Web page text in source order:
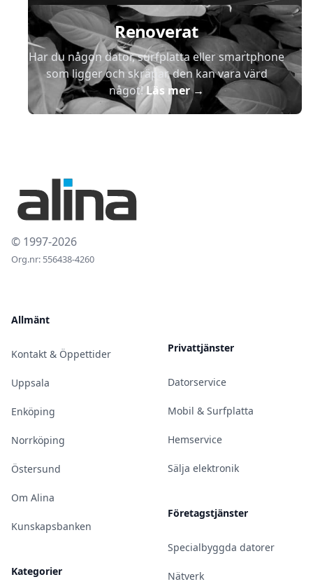
Renoverat
Har du någon dator, surfplatta eller smartphone
som ligger och skräpar, den kan vara värd
något!Läs mer→
© 1997-2026
Org.nr: 556438-4260
Allmänt
Kontakt & Öppettider
Uppsala
Enköping
Norrköping
Östersund
Om Alina
Kunskapsbanken
Kategorier
Privattjänster
Datorservice
Mobil & Surfplatta
Hemservice
Sälja elektronik
Företagstjänster
Specialbyggda datorer
Nätverk